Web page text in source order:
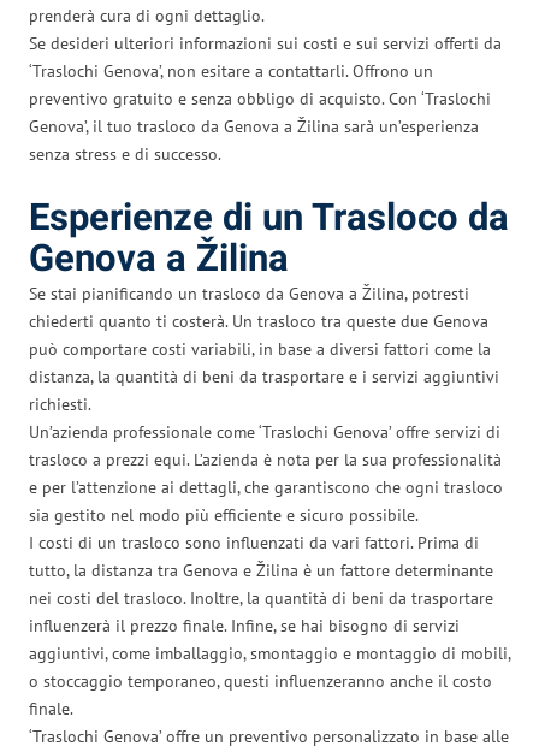
prenderà cura di ogni dettaglio.
Se desideri ulteriori informazioni sui costi e sui servizi offerti da
‘Traslochi Genova’, non esitare a contattarli. Offrono un
preventivo gratuito e senza obbligo di acquisto. Con ‘Traslochi
Genova’, il tuo trasloco da Genova a Žilina sarà un’esperienza
senza stress e di successo.
Esperienze di un Trasloco da
Genova a Žilina
Se stai pianificando un trasloco da Genova a Žilina, potresti
chiederti quanto ti costerà. Un trasloco tra queste due Genova
può comportare costi variabili, in base a diversi fattori come la
distanza, la quantità di beni da trasportare e i servizi aggiuntivi
richiesti.
Un’azienda professionale come ‘Traslochi Genova’ offre servizi di
trasloco a prezzi equi. L’azienda è nota per la sua professionalità
e per l’attenzione ai dettagli, che garantiscono che ogni trasloco
sia gestito nel modo più efficiente e sicuro possibile.
I costi di un trasloco sono influenzati da vari fattori. Prima di
tutto, la distanza tra Genova e Žilina è un fattore determinante
nei costi del trasloco. Inoltre, la quantità di beni da trasportare
influenzerà il prezzo finale. Infine, se hai bisogno di servizi
aggiuntivi, come imballaggio, smontaggio e montaggio di mobili,
o stoccaggio temporaneo, questi influenzeranno anche il costo
finale.
‘Traslochi Genova’ offre un preventivo personalizzato in base alle